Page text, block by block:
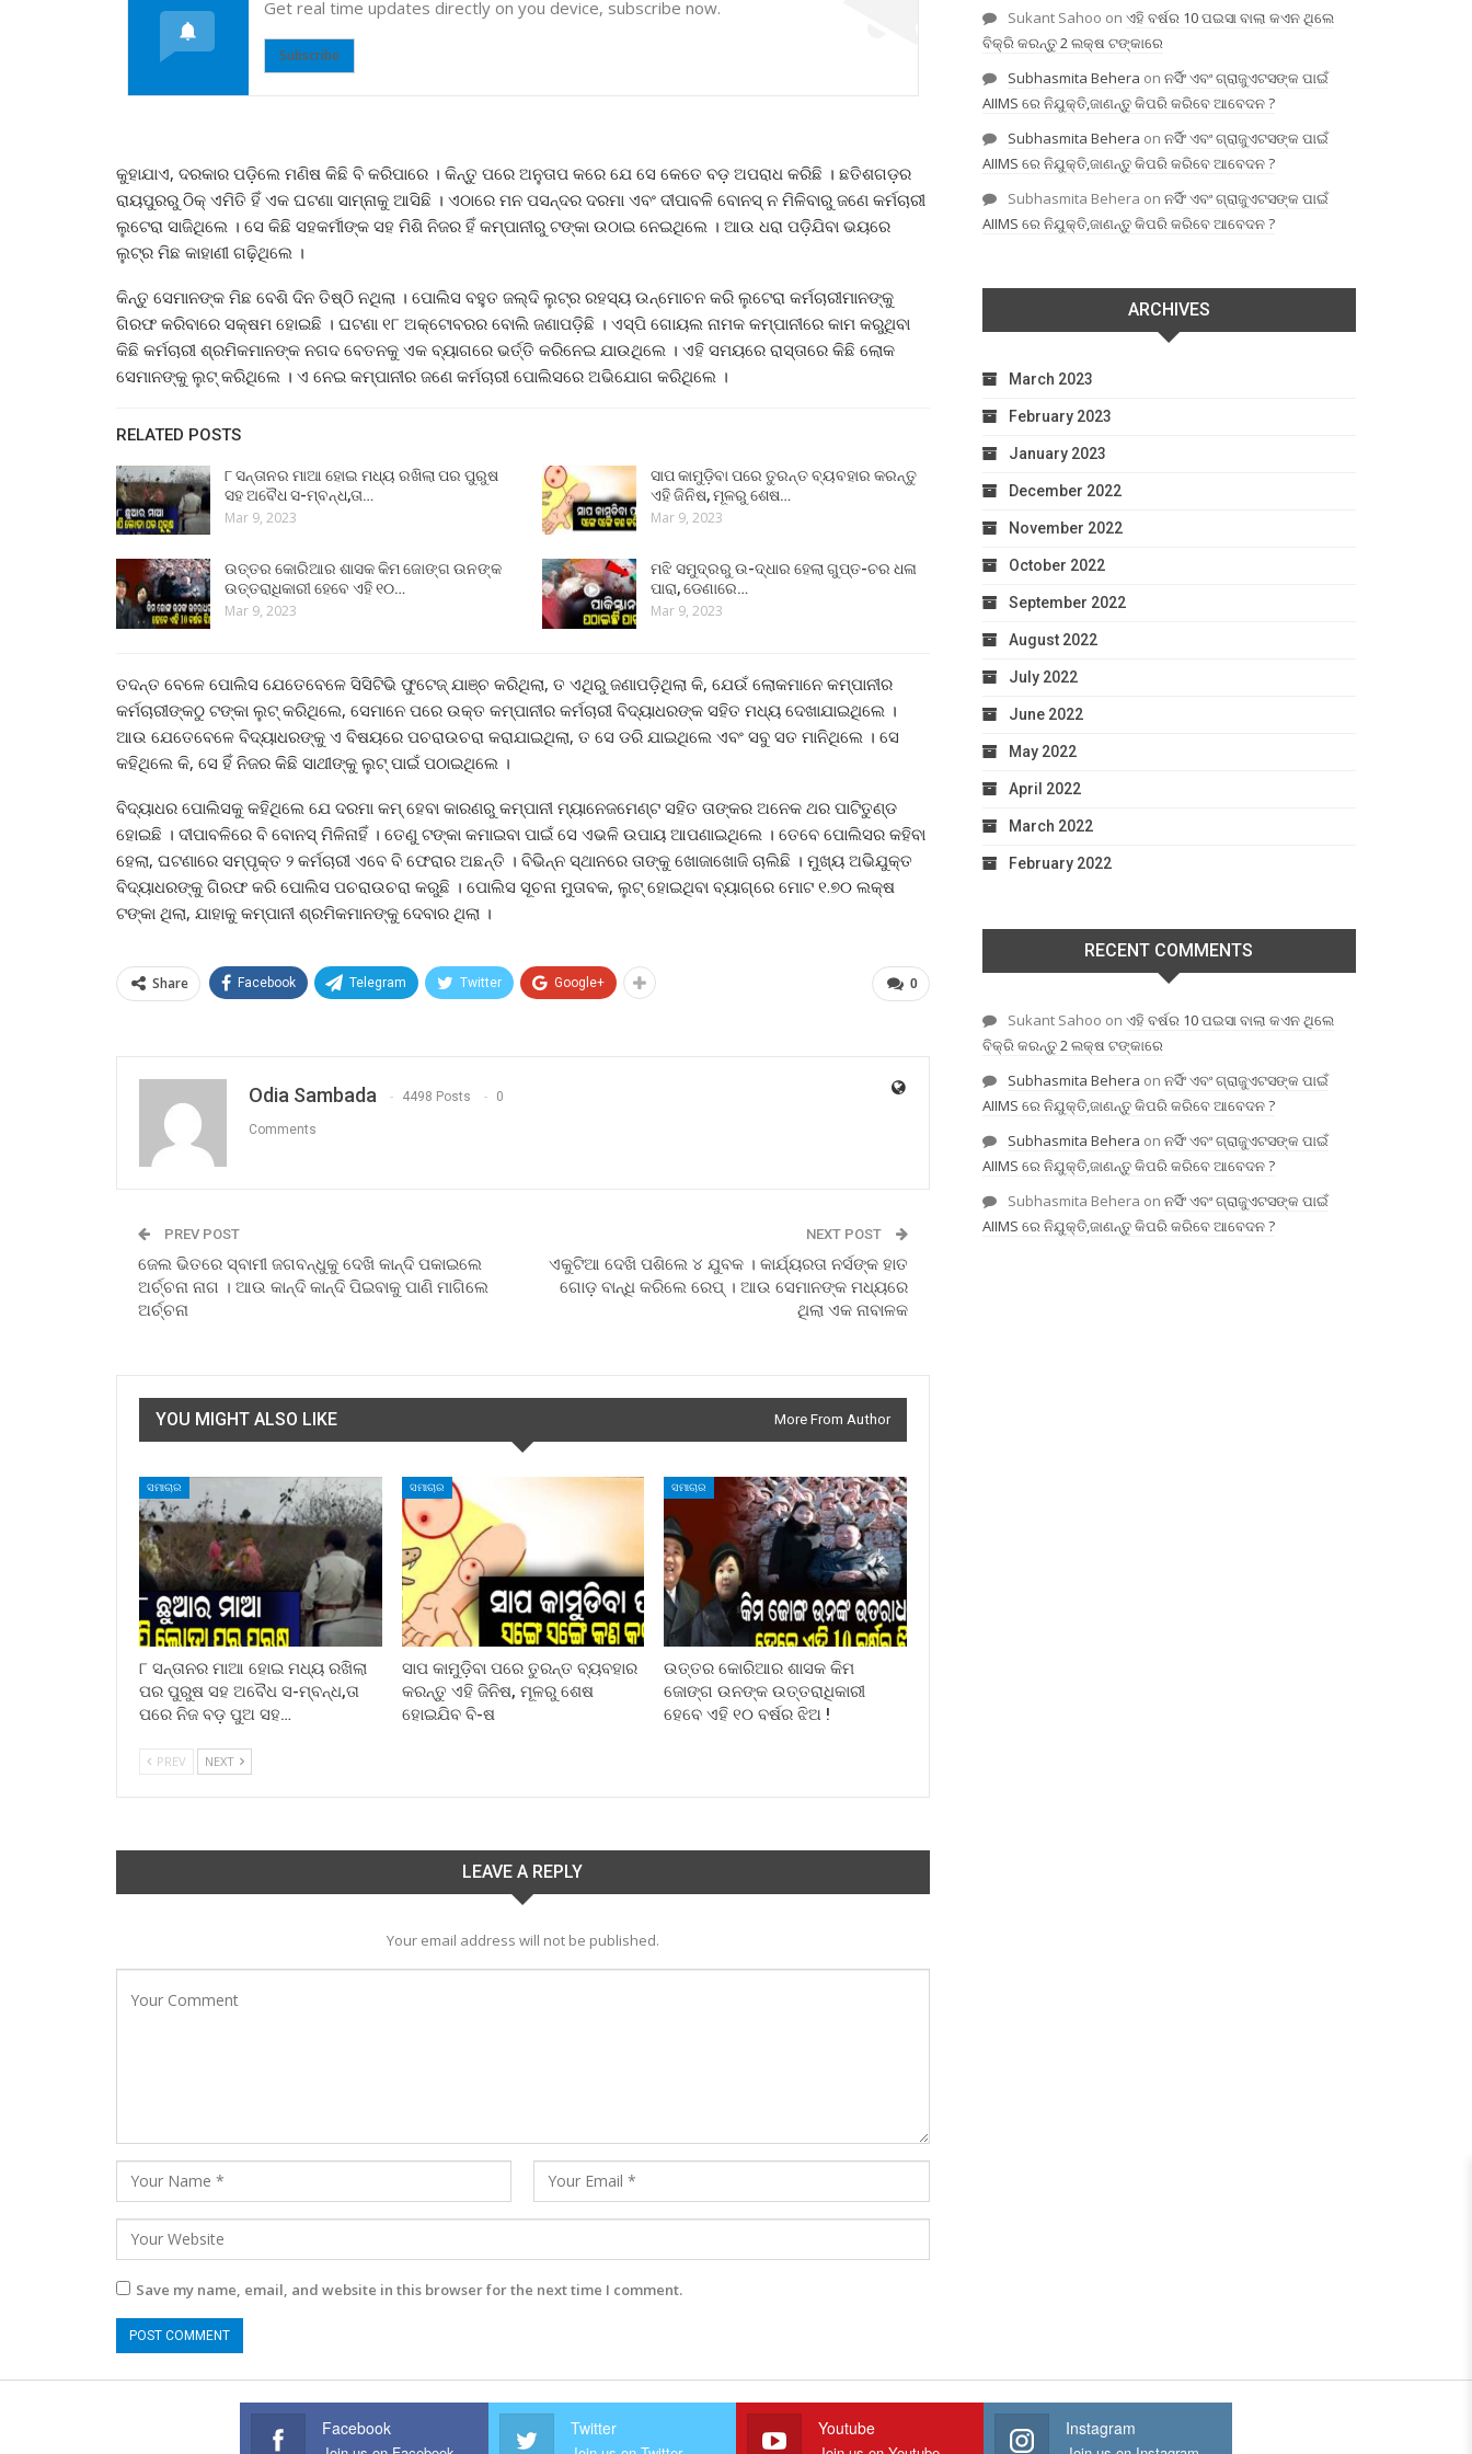
Get real time updates directly on you device, subscribe now.
Subscribe
କୁହାଯାଏ, ଦରକାର ପଡ଼ିଲେ ମଣିଷ କିଛି ବି କରିପାରେ । କିନ୍ତୁ ପରେ ଅନୁତାପ କରେ ଯେ ସେ କେତେ ବଡ଼ ଅପରାଧ କରିଛି । ଛତିଶଗଡ଼ର
ରାୟପୁରରୁ ଠିକ୍‌ ଏମିତି ହିଁ ଏକ ଘଟଣା ସାମ୍ନାକୁ ଆସିଛି । ଏଠାରେ ମନ ପସନ୍ଦର ଦରମା ଏବଂ ଦୀପାବଳି ବୋନସ୍‌ ନ ମିଳିବାରୁ ଜଣେ କର୍ମଚାରୀ
ଲୁଟେରା ସାଜିଥିଲେ । ସେ କିଛି ସହକର୍ମୀଙ୍କ ସହ ମିଶି ନିଜର ହିଁ କମ୍ପାନୀରୁ ଟଙ୍କା ଉଠାଇ ନେଇଥିଲେ । ଆଉ ଧରା ପଡ଼ିଯିବା ଭୟରେ
ଲୁଟ୍‌ର ମିଛ କାହାଣୀ ଗଢ଼ିଥିଲେ ।
କିନ୍ତୁ ସେମାନଙ୍କ ମିଛ ବେଶି ଦିନ ତିଷ୍ଠି ନଥିଲା । ପୋଲିସ ବହୁତ ଜଲ୍‌ଦି ଲୁଟ୍‌ର ରହସ୍ୟ ଉନ୍ମୋଚନ କରି ଲୁଟେରା କର୍ମଚାରୀମାନଙ୍କୁ
ଗିରଫ କରିବାରେ ସକ୍ଷମ ହୋଇଛି । ଘଟଣା ୧୮ ଅକ୍ଟୋବରର ବୋଲି ଜଣାପଡ଼ିଛି । ଏସ୍‌ପି ଗୋୟଲ ନାମକ କମ୍ପାନୀରେ କାମ କରୁଥିବା
କିଛି କର୍ମଚାରୀ ଶ୍ରମିକମାନଙ୍କ ନଗଦ ବେତନକୁ ଏକ ବ୍ୟାଗରେ ଭର୍ତ୍ତି କରିନେଇ ଯାଉଥିଲେ । ଏହି ସମୟରେ ରାସ୍ତାରେ କିଛି ଲୋକ
ସେମାନଙ୍କୁ ଲୁଟ୍‌ କରିଥିଲେ । ଏ ନେଇ କମ୍ପାନୀର ଜଣେ କର୍ମଚାରୀ ପୋଲିସରେ ଅଭିଯୋଗ କରିଥିଲେ ।
RELATED POSTS
୮ ସନ୍ତାନର ମାଆ ହୋଇ ମଧ୍ୟ ରଖିଲା ପର ପୁରୁଷ
ସହ ଅବୈଧ ସ-ମ୍ବନ୍ଧ,ତା…
Mar 9, 2023
ସାପ କାମୁଡ଼ିବା ପରେ ତୁରନ୍ତ ବ୍ୟବହାର କରନ୍ତୁ
ଏହି ଜିନିଷ, ମୂଳରୁ ଶେଷ…
Mar 9, 2023
ଉତ୍ତର କୋରିଆର ଶାସକ କିମ ଜୋଙ୍ଗ ଉନଙ୍କ
ଉତ୍ତରାଧିକାରୀ ହେବେ ଏହି ୧୦…
Mar 9, 2023
ମଝି ସମୁଦ୍ରରୁ ଉ-ଦ୍ଧାର ହେଲା ଗୁପ୍ତ-ଚର ଧଳା
ପାରା, ଡେଣାରେ…
Mar 9, 2023
ତଦନ୍ତ ବେଳେ ପୋଲିସ ଯେତେବେଳେ ସିସିଟିଭି ଫୁଟେଜ୍‌ ଯାଞ୍ଚ କରିଥିଲା, ତ ଏଥିରୁ ଜଣାପଡ଼ିଥିଲା କି, ଯେଉଁ ଲୋକମାନେ କମ୍ପାନୀର
କର୍ମଚାରୀଙ୍କଠୁ ଟଙ୍କା ଲୁଟ୍‌ କରିଥିଲେ, ସେମାନେ ପରେ ଉକ୍ତ କମ୍ପାନୀର କର୍ମଚାରୀ ବିଦ୍ୟାଧରଙ୍କ ସହିତ ମଧ୍ୟ ଦେଖାଯାଇଥିଲେ ।
ଆଉ ଯେତେବେଳେ ବିଦ୍ୟାଧରଙ୍କୁ ଏ ବିଷୟରେ ପଚରାଉଚରା କରାଯାଇଥିଲା, ତ ସେ ଡରି ଯାଇଥିଲେ ଏବଂ ସବୁ ସତ ମାନିଥିଲେ । ସେ
କହିଥିଲେ କି, ସେ ହିଁ ନିଜର କିଛି ସାଥୀଙ୍କୁ ଲୁଟ୍‌ ପାଇଁ ପଠାଇଥିଲେ ।
ବିଦ୍ୟାଧର ପୋଲିସକୁ କହିଥିଲେ ଯେ ଦରମା କମ୍‌ ହେବା କାରଣରୁ କମ୍ପାନୀ ମ୍ୟାନେଜମେଣ୍ଟ ସହିତ ତାଙ୍କର ଅନେକ ଥର ପାଟିତୁଣ୍ଡ
ହୋଇଛି । ଦୀପାବଳିରେ ବି ବୋନସ୍‌ ମିଳିନାହିଁ । ତେଣୁ ଟଙ୍କା କମାଇବା ପାଇଁ ସେ ଏଭଳି ଉପାୟ ଆପଣାଇଥିଲେ । ତେବେ ପୋଲିସର କହିବା
ହେଲା, ଘଟଣାରେ ସମ୍ପୃକ୍ତ ୨ କର୍ମଚାରୀ ଏବେ ବି ଫେରାର ଅଛନ୍ତି । ବିଭିନ୍ନ ସ୍ଥାନରେ ତାଙ୍କୁ ଖୋଜାଖୋଜି ଚାଲିଛି । ମୁଖ୍ୟ ଅଭିଯୁକ୍ତ
ବିଦ୍ୟାଧରଙ୍କୁ ଗିରଫ କରି ପୋଲିସ ପଚରାଉଚରା କରୁଛି । ପୋଲିସ ସୂଚନା ମୁତାବକ, ଲୁଟ୍‌ ହୋଇଥିବା ବ୍ୟାଗ୍‌ରେ ମୋଟ ୧.୭୦ ଲକ୍ଷ
ଟଙ୍କା ଥିଲା, ଯାହାକୁ କମ୍ପାନୀ ଶ୍ରମିକମାନଙ୍କୁ ଦେବାର ଥିଲା ।
0
Share Facebook Telegram Twitter Google+
Odia Sambada 4498 Posts 0
Comments
PREV POST
ଜେଲ ଭିତରେ ସ୍ବାମୀ ଜଗବନ୍ଧୁକୁ ଦେଖି କାନ୍ଦି ପକାଇଲେ
ଅର୍ଚ୍ଚନା ନାଗ । ଆଉ କାନ୍ଦି କାନ୍ଦି ପିଇବାକୁ ପାଣି ମାଗିଲେ
ଅର୍ଚ୍ଚନା
NEXT POST
ଏକୁଟିଆ ଦେଖି ପଶିଲେ ୪ ଯୁବକ । କାର୍ଯ୍ୟରତା ନର୍ସଙ୍କ ହାତ
ଗୋଡ଼ ବାନ୍ଧି କରିଲେ ରେପ୍ । ଆଉ ସେମାନଙ୍କ ମଧ୍ୟରେ
ଥିଲା ଏକ ନାବାଳକ
YOU MIGHT ALSO LIKE More From Author
ସମାଚାର
୮ ସନ୍ତାନର ମାଆ ହୋଇ ମଧ୍ୟ ରଖିଲା
ପର ପୁରୁଷ ସହ ଅବୈଧ ସ-ମ୍ବନ୍ଧ,ତା
ପରେ ନିଜ ବଡ଼ ପୁଅ ସହ…
ସମାଚାର
ସାପ କାମୁଡ଼ିବା ପରେ ତୁରନ୍ତ ବ୍ୟବହାର
କରନ୍ତୁ ଏହି ଜିନିଷ, ମୂଳରୁ ଶେଷ
ହୋଇଯିବ ବି-ଷ
ସମାଚାର
ଉତ୍ତର କୋରିଆର ଶାସକ କିମ
ଜୋଙ୍ଗ ଉନଙ୍କ ଉତ୍ତରାଧିକାରୀ
ହେବେ ଏହି ୧୦ ବର୍ଷର ଝିଅ !
PREV NEXT
LEAVE A REPLY
Your email address will not be published.
Save my name, email, and website in this browser for the next time I comment.
Sukant Sahoo on ଏହି ବର୍ଷର 10 ପଇସା ବାଲା କଏନ ଥିଲେ
ବିକ୍ରି କରନ୍ତୁ 2 ଲକ୍ଷ ଟଙ୍କାରେ
Subhasmita Behera on ନର୍ସିଂ ଏବଂ ଗ୍ରାଜୁଏଟସଙ୍କ ପାଇଁ
AIIMS ରେ ନିଯୁକ୍ତି,ଜାଣନ୍ତୁ କିପରି କରିବେ ଆବେଦନ ?
Subhasmita Behera on ନର୍ସିଂ ଏବଂ ଗ୍ରାଜୁଏଟସଙ୍କ ପାଇଁ
AIIMS ରେ ନିଯୁକ୍ତି,ଜାଣନ୍ତୁ କିପରି କରିବେ ଆବେଦନ ?
Subhasmita Behera on ନର୍ସିଂ ଏବଂ ଗ୍ରାଜୁଏଟସଙ୍କ ପାଇଁ
AIIMS ରେ ନିଯୁକ୍ତି,ଜାଣନ୍ତୁ କିପରି କରିବେ ଆବେଦନ ?
ARCHIVES
March 2023
February 2023
January 2023
December 2022
November 2022
October 2022
September 2022
August 2022
July 2022
June 2022
May 2022
April 2022
March 2022
February 2022
RECENT COMMENTS
Sukant Sahoo on ଏହି ବର୍ଷର 10 ପଇସା ବାଲା କଏନ ଥିଲେ
ବିକ୍ରି କରନ୍ତୁ 2 ଲକ୍ଷ ଟଙ୍କାରେ
Subhasmita Behera on ନର୍ସିଂ ଏବଂ ଗ୍ରାଜୁଏଟସଙ୍କ ପାଇଁ
AIIMS ରେ ନିଯୁକ୍ତି,ଜାଣନ୍ତୁ କିପରି କରିବେ ଆବେଦନ ?
Subhasmita Behera on ନର୍ସିଂ ଏବଂ ଗ୍ରାଜୁଏଟସଙ୍କ ପାଇଁ
AIIMS ରେ ନିଯୁକ୍ତି,ଜାଣନ୍ତୁ କିପରି କରିବେ ଆବେଦନ ?
Subhasmita Behera on ନର୍ସିଂ ଏବଂ ଗ୍ରାଜୁଏଟସଙ୍କ ପାଇଁ
AIIMS ରେ ନିଯୁକ୍ତି,ଜାଣନ୍ତୁ କିପରି କରିବେ ଆବେଦନ ?
Facebook Twitter Youtube Instagram